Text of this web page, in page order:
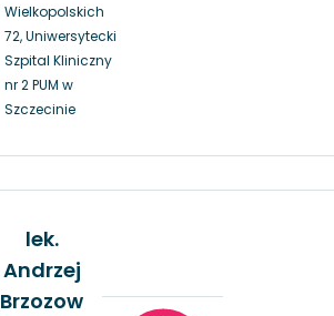
Wielkopolskich
72, Uniwersytecki
Szpital Kliniczny
nr 2 PUM w
Szczecinie
lek.
Andrzej
Brzozow